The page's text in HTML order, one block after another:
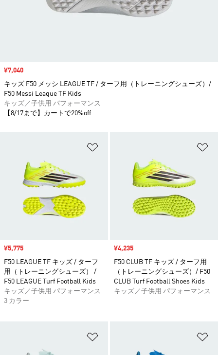
セール価格
¥5,775
F50 LEAGUE TF キッズ / ターフ
用（トレーニングシューズ） /
F50 LEAGUE Turf Football Kids
キッズ／子供用 パフォーマンス
3 カラー
セール価格
¥4,235
F50 CLUB TF キッズ / ターフ用
（トレーニングシューズ）/ F50
CLUB Turf Football Shoes Kids
キッズ／子供用 パフォーマンス
セール価格
¥7,040
キッズ F50 メッシ LEAGUE TF / ターフ用（トレーニングシューズ）/
F50 Messi League TF Kids
キッズ／子供用 パフォーマンス
【8/17まで】カートで20%off